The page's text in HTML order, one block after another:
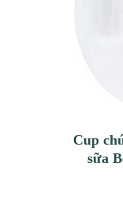
Cup
sữa